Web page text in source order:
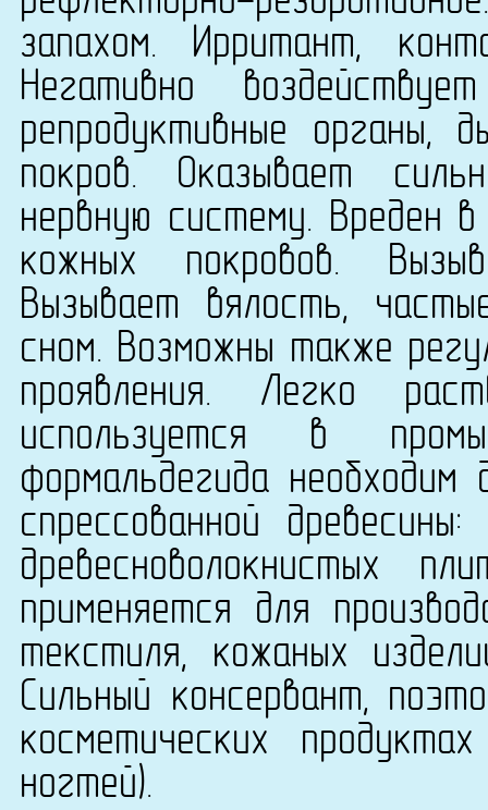
запахом. Ирритант,
Негативно
репродуктивные органы,
покров. Оказывает
нервную систему. Вреден
кожных покровов.
Вызывает вялость,
сном. Возможны также
проявления. Легко
используется в
формальдегида
спрессованной
применяется для
текстиля, кожаных
Сильный консервант,
косметических
ногтей).